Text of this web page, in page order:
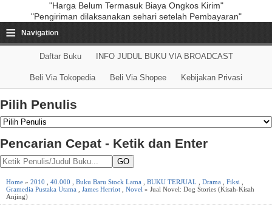
"Harga Belum Termasuk Biaya Ongkos Kirim"
"Pengiriman dilaksanakan sehari setelah Pembayaran"
≡ Navigation
Daftar Buku INFO JUDUL BUKU VIA BROADCAST
Beli Via Tokopedia Beli Via Shopee Kebijakan Privasi
Pilih Penulis
Pencarian Cepat - Ketik dan Enter
GO
Home » 2010 40.000 Buku Baru Stock Lama BUKU TERJUAL Drama Fiksi
Gramedia Pustaka Utama
James Herriot Novel » Jual Novel: Dog Stories (Kisah-Kisah
Anjing)